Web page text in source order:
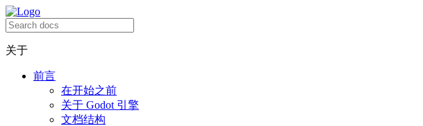
关于
前言
在开始之前
关于 Godot 引擎
文档结构